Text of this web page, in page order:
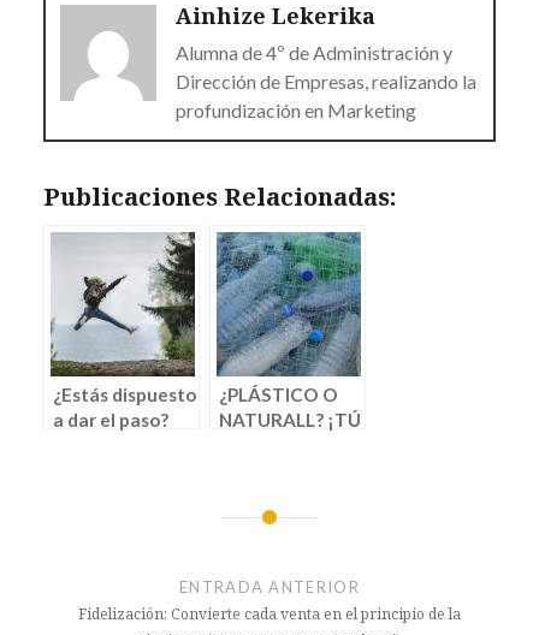
Ainhize Lekerika
Alumna de 4º de Administración y
Dirección de Empresas, realizando la
profundización en Marketing
Publicaciones Relacionadas:
¿Estás dispuesto
a dar el paso?
¿PLÁSTICO O
NATURALL? ¡TÚ
ENTRADA ANTERIOR
Fidelización: Convierte cada venta en el principio de la